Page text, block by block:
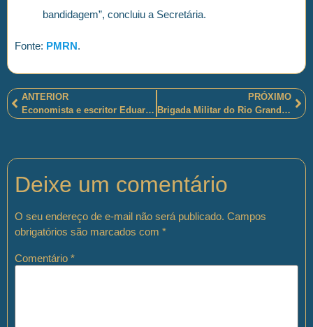
bandidagem”, concluiu a Secretária.
Fonte: PMRN.
ANTERIOR
Economista e escritor Eduardo Giannetti da Fonseca destaca: Menos Brasília e Mais Brasil!
PRÓXIMO
Brigada Militar do Rio Grande do Sul divulga resultados da “Operação Avante Tiradentes”!
Deixe um comentário
O seu endereço de e-mail não será publicado. Campos
obrigatórios são marcados com *
Comentário *